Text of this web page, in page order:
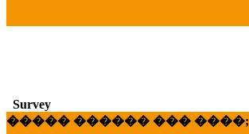
Survey
����� ������ ��� ����;